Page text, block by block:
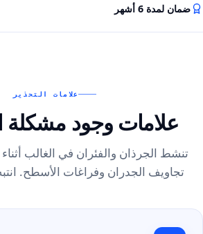
ضمان لمدة 6 أشهر
علامات التحذير
علامات وجود مشكلة
تنشط الجرذان والفئران في الغالب
تجاويف الجدران وفراغات الأسطح.